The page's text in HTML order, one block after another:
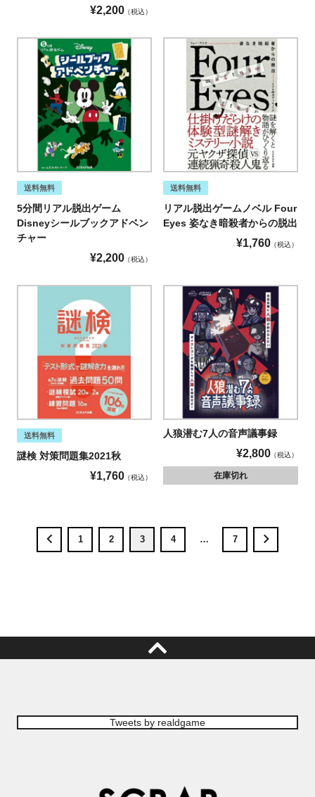
¥2,200 税込
送料無料
5分間リアル脱出ゲーム
Disneyシールブックアドベン
チャー
¥2,200 税込
送料無料
リアル脱出ゲームノベル Four
Eyes 姿なき暗殺者からの脱出
¥1,760 税込
送料無料
謎検 対策問題集2021秋
¥1,760 税込
人狼潜む7人の音声議事録
¥2,800 税込
在庫切れ
1 2 3 4 … 7
Tweets by realdgame